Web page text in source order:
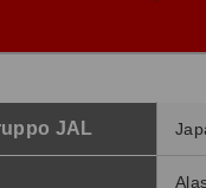
di partecipazione al
JAL